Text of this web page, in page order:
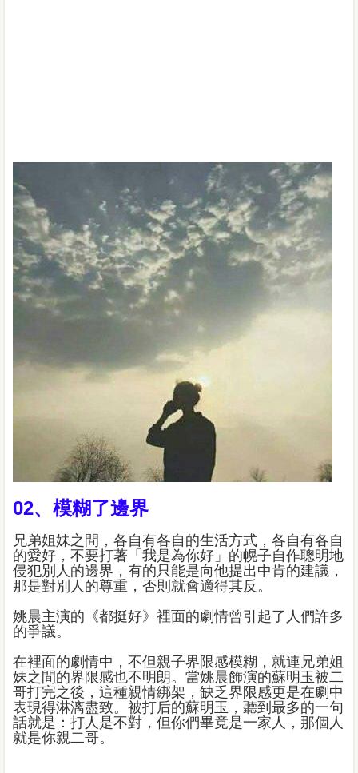
02、模糊了邊界
兄弟姐妹之間，各自有各自的生活方式，各自有各自
的愛好，不要打著「我是為你好」的幌子自作聰明地
侵犯別人的邊界，有的只能是向他提出中肯的建議，
那是對別人的尊重，否則就會適得其反。
姚晨主演的《都挺好》裡面的劇情曾引起了人們許多
的爭議。
在裡面的劇情中，不但親子界限感模糊，就連兄弟姐
妹之間的界限感也不明朗。當姚晨飾演的蘇明玉被二
哥打完之後，這種親情綁架，缺乏界限感更是在劇中
表現得淋漓盡致。被打后的蘇明玉，聽到最多的一句
話就是：打人是不對，但你們畢竟是一家人，那個人
就是你親二哥。